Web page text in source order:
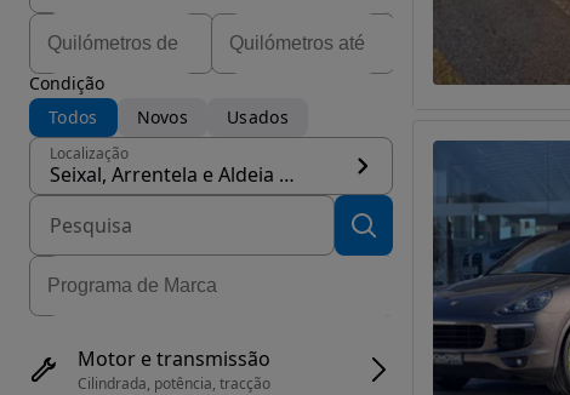
Condição
Todos
Novos Usados
Localização
Seixal, Arrentela e Aldeia de Paio Pires, concelho Seixal
Motor e transmissão
Cilindrada, potência, tracção